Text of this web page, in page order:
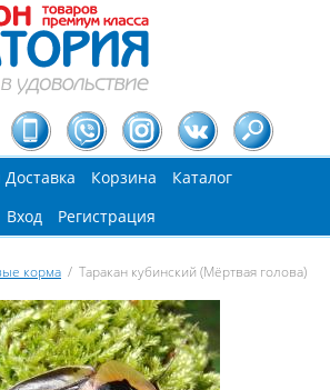
Корзина
Каталог
Вход
Регистрация
корма / Таракан кубинский (Мёртвая голова)